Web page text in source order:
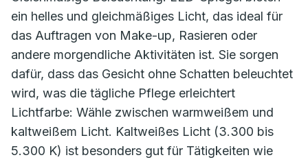
ein helles und gleichmäßiges Licht, das ideal für
das Auftragen von Make-up, Rasieren oder
andere morgendliche Aktivitäten ist. Sie sorgen
dafür, dass das Gesicht ohne Schatten beleuchtet
wird, was die tägliche Pflege erleichtert
Lichtfarbe: Wähle zwischen warmweißem und
kaltweißem Licht. Kaltweißes Licht (3.300 bis
5.300 K) ist besonders gut für Tätigkeiten wie